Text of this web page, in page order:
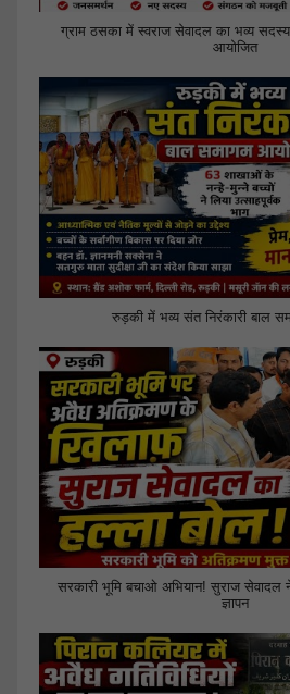
ग्राम ठसका में स्वराज सेवादल का भव्य
आयोजित
रुड़की में भव्य संत निरंकारी बाल
सरकारी भूमि बचाओ अभियान! सुराज सेवादल
ज्ञापन